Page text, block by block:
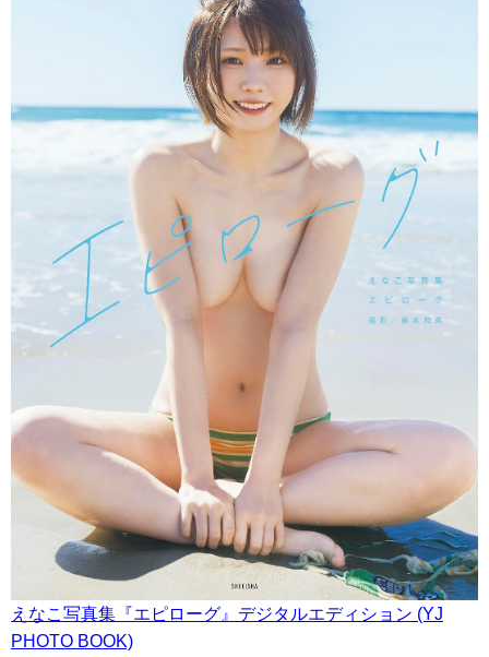
えなこ写真集『エピローグ』デジタルエディション (YJ
PHOTO BOOK)